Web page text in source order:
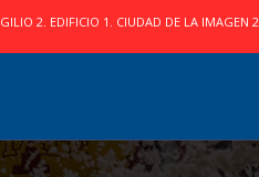
2. EDIFICIO 1. CIUDAD DE LA IMAGEN